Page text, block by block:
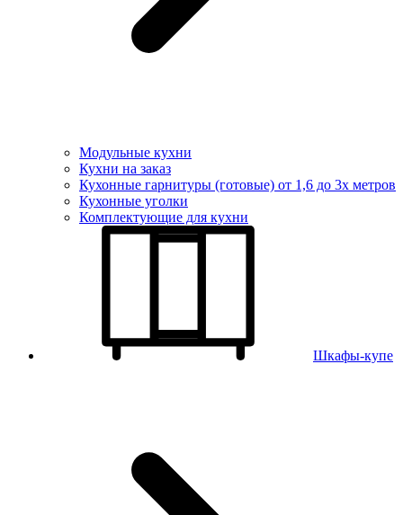
Модульные кухни
Кухни на заказ
Кухонные гарнитуры (готовые) от 1,6 до 3х метров
Кухонные уголки
Комплектующие для кухни
Шкафы-купе